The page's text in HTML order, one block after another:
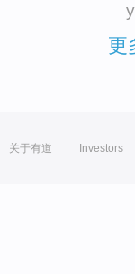
更
关于有道 Investors